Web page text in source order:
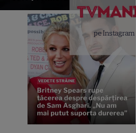
pe Instagram